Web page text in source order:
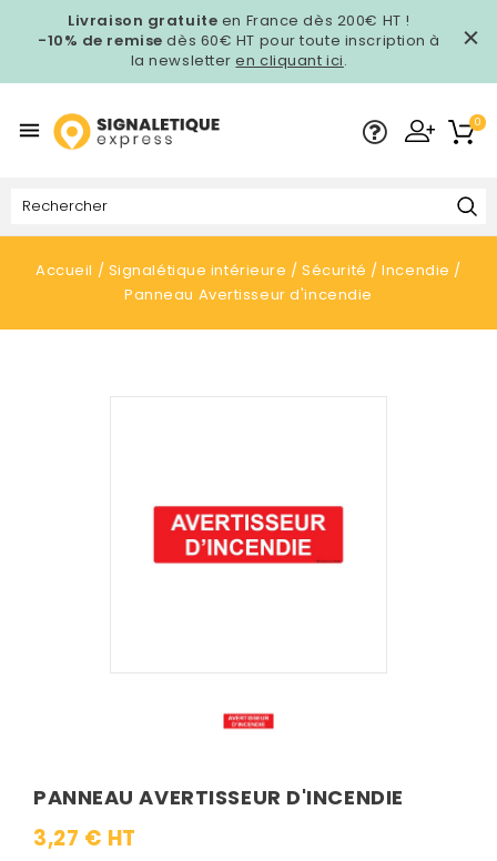
Livraison gratuite en France dès 200€ HT !
-10% de remise dès 60€ HT pour toute inscription à
la newsletteren cliquant ici.
 0
Accueil Signalétique intérieure Sécurité
Incendie
Panneau Avertisseur d'incendie
PANNEAU AVERTISSEUR D'INCENDIE
3,27 € HT